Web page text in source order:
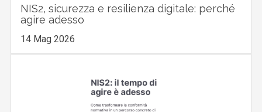
NIS2, sicurezza e resilienza digitale: perché
agire adesso
14 Mag 2026